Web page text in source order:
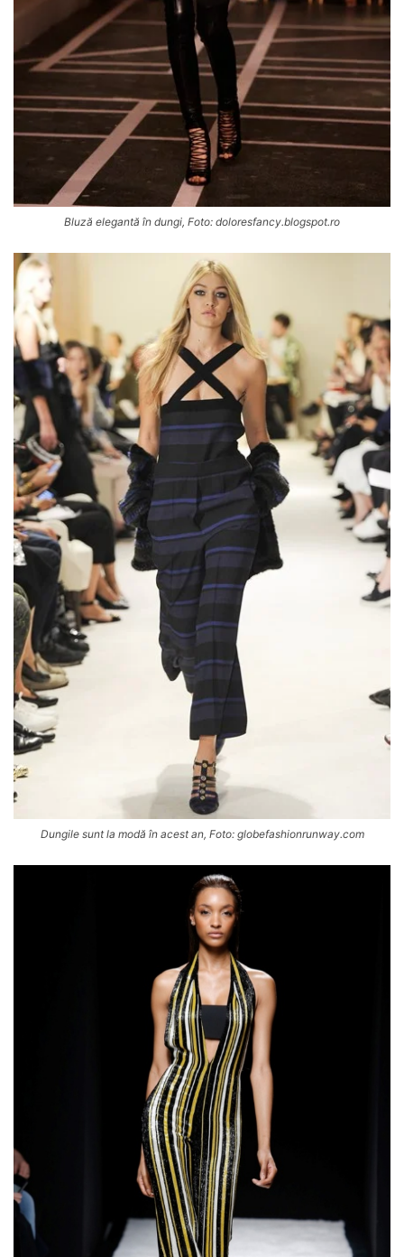
Bluză elegantă în dungi, Foto: doloresfancy.blogspot.ro
Dungile sunt la modă în acest an, Foto: globefashionrunway.com